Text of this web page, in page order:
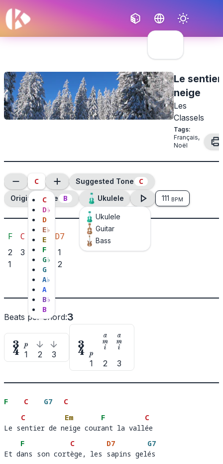
Le
neige
Les
Classels
Tags:
Français,
Noël
C
C
D♭
D
E♭
E
F
G♭
G
A♭
A
B♭
B
Suggested Tone C
Original Tone B Ukulele
Ukulele
Guitar
Bass
111 BPM
F
2
1
C
3
G7
2
1
3
Em
3
2
1
D7
1
2
Beats per chord:3
 
1 2 3  






1 2 3
F C G7 C
Le s
C
entier de n
Em
eige cour
F
ant la vall
C
é
Le sentier de neige courant la vallée
Et d
F
ans son cort
C
ège, les
D7
sapins gel
G7
és
Et dans son cortège, les sapins gelés